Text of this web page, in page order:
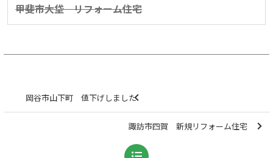
甲斐市大垈 リフォーム住宅
岡谷市山下町 値下げしました
諏訪市四賀 新規リフォーム住宅